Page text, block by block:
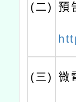
(二) 預
(三) 微